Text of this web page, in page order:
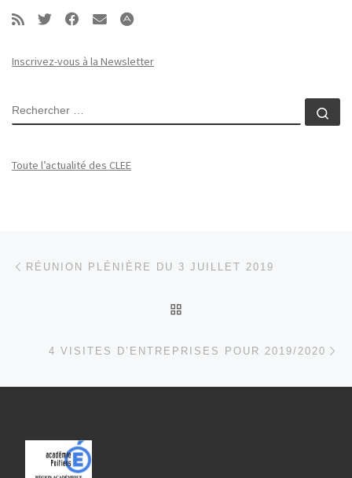
Inscrivez-vous à la Newsletter
RECHERCHER
Toute l’actualité des CLEE
Parcourir les articles
RÉUNION PLÉNIÈRE DU 3 JUILLET 2019
4 VISITES D’ENTREPRISES POUR 2019/2020